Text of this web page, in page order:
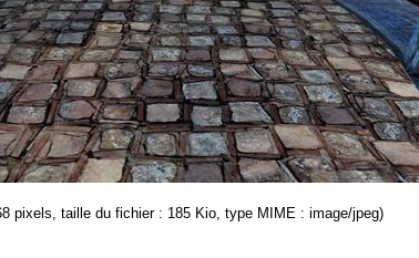
pixels, taille du fichier : 185 Kio, type MIME : image/jpeg)